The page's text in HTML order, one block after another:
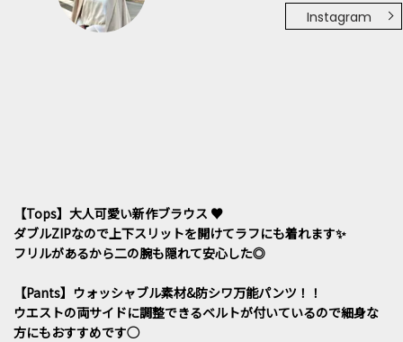
Instagram
【Tops】大人可愛い新作ブラウス ♥
ダブルZIPなので上下スリットを開けてラフにも着れます✨
フリルがあるから二の腕も隠れて安心した◎
【Pants】ウォッシャブル素材&防シワ万能パンツ！！
ウエストの両サイドに調整できるベルトが付いているので細身な
方にもおすすめです◯